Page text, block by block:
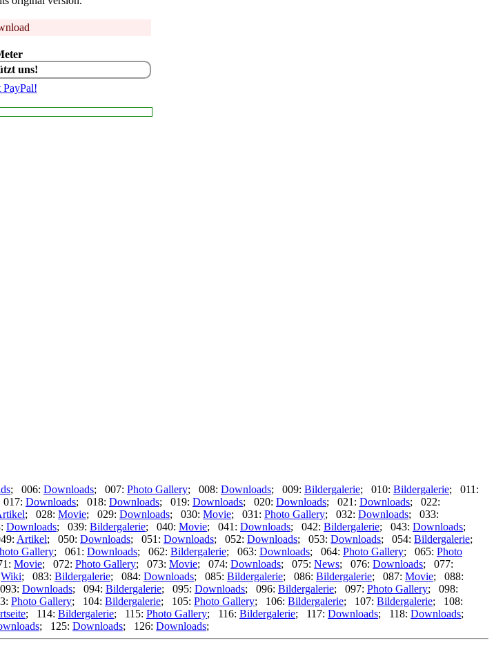
uns!
; 006: Downloads; 007: Photo Gallery; 008: Downloads; 009: Bildergalerie; 010: Bildergalerie; 011:
Downloads; 018: Downloads; 019: Downloads; 020: Downloads; 021: Downloads; 022:
; 028: Movie; 029: Downloads; 030: Movie; 031: Photo Gallery; 032: Downloads; 033:
Downloads; 039: Bildergalerie; 040: Movie; 041: Downloads; 042: Bildergalerie; 043: Downloads;
Artikel; 050: Downloads; 051: Downloads; 052: Downloads; 053: Downloads; 054: Bildergalerie;
Gallery; 061: Downloads; 062: Bildergalerie; 063: Downloads; 064: Photo Gallery; 065: Photo
Movie; 072: Photo Gallery; 073: Movie; 074: Downloads; 075: News; 076: Downloads; 077:
Wiki; 083: Bildergalerie; 084: Downloads; 085: Bildergalerie; 086: Bildergalerie; 087: Movie; 088:
Downloads; 094: Bildergalerie; 095: Downloads; 096: Bildergalerie; 097: Photo Gallery; 098:
Photo Gallery; 104: Bildergalerie; 105: Photo Gallery; 106: Bildergalerie; 107: Bildergalerie; 108:
; 114: Bildergalerie; 115: Photo Gallery; 116: Bildergalerie; 117: Downloads; 118: Downloads;
; 125: Downloads; 126: Downloads;